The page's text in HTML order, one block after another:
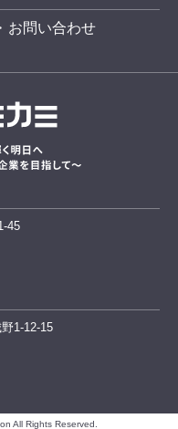
お問い合わせ
45
1-12-15
All Rights Reserved.